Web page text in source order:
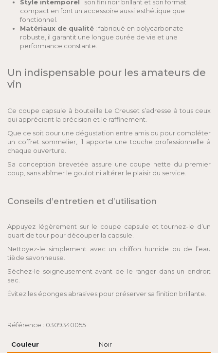
Style intemporel : son fini noir brillant et son format
compact en font un accessoire aussi esthétique que
fonctionnel.
Matériaux de qualité : fabriqué en polycarbonate
robuste, il garantit une longue durée de vie et une
performance constante.
Un indispensable pour les amateurs de
vin
Ce coupe capsule à bouteille Le Creuset s’adresse à tous ceux
qui apprécient la précision et le raffinement.
Que ce soit pour une dégustation entre amis ou pour compléter
un coffret sommelier, il apporte une touche professionnelle à
chaque ouverture.
Sa conception brevetée assure une coupe nette du premier
coup, sans abîmer le goulot ni altérer le plaisir du service.
Conseils d’entretien et d’utilisation
Appuyez légèrement sur le coupe capsule et tournez-le d’un
quart de tour pour découper la capsule.
Nettoyez-le simplement avec un chiffon humide ou de l’eau
tiède savonneuse.
Séchez-le soigneusement avant de le ranger dans un endroit
sec.
Évitez les éponges abrasives pour préserver sa finition brillante.
Référence : 0309340055
Couleur Noir